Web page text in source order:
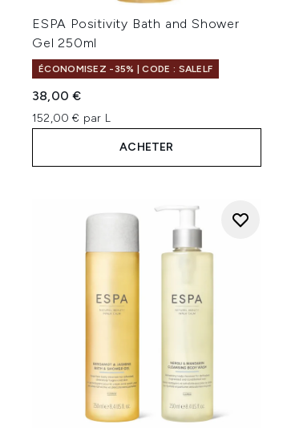
ESPA Positivity Bath and Shower
Gel 250ml
ÉCONOMISEZ -35% | CODE : SALELF
38,00 €
152,00 € par L
ACHETER